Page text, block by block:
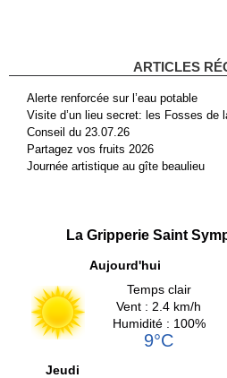
ARTICLES
Alerte renforcée sur l’eau potable
Visite d’un lieu secret: les Fosses de
Conseil du 23.07.26
Partagez vos fruits 2026
Journée artistique au gîte beaulieu
La Gripperie Saint
Aujourd'hui
Temps clair
Vent : 2.4 km/h
Humidité : 100%
9°C
Jeudi